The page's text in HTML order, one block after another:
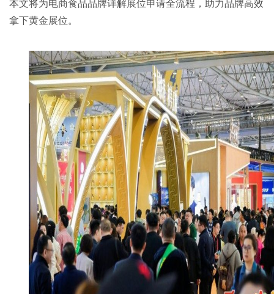
本文将为电商食品品牌详解展位申请全流程，助力品牌高效
拿下黄金展位。